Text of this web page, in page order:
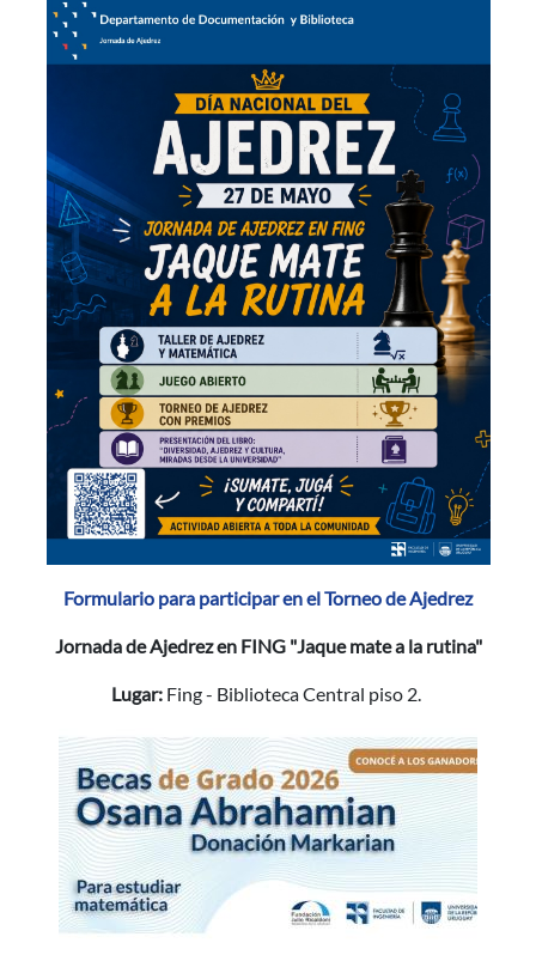
Formulario para participar en el Torneo de Ajedrez
Jornada de Ajedrez en FING "Jaque mate a la rutina"
Lugar: Fing - Biblioteca Central piso 2.